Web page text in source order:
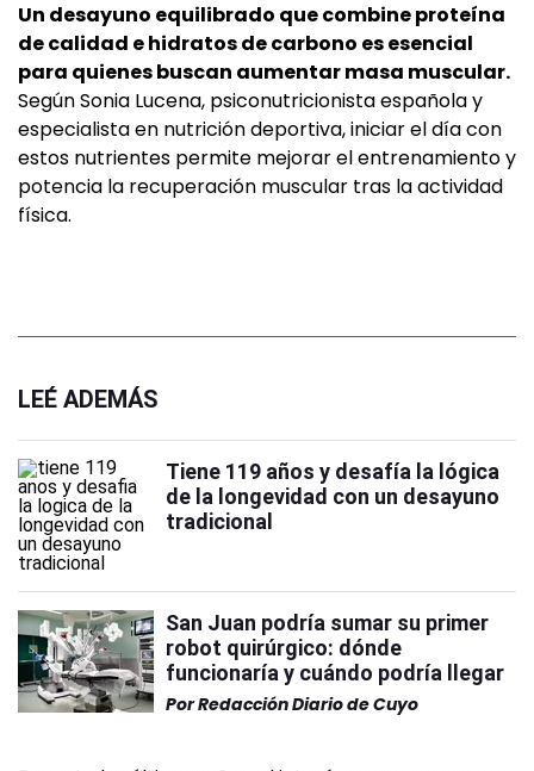
Un desayuno equilibrado que combine proteína
de calidad e hidratos de carbono es esencial
para quienes buscan aumentar masa muscular.
Según Sonia Lucena, psiconutricionista española y
especialista en nutrición deportiva, iniciar el día con
estos nutrientes permite mejorar el entrenamiento y
potencia la recuperación muscular tras la actividad
física.
LEÉ ADEMÁS
Tiene 119 años y desafía la lógica
de la longevidad con un desayuno
tradicional
San Juan podría sumar su primer
robot quirúrgico: dónde
funcionaría y cuándo podría llegar
PorRedacción Diario de Cuyo